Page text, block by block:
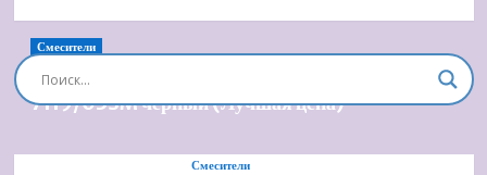
Смесители
Душевая система встроенная Timo Briana SX-
7119/03SM черный (Лучшая цена)
Смесители